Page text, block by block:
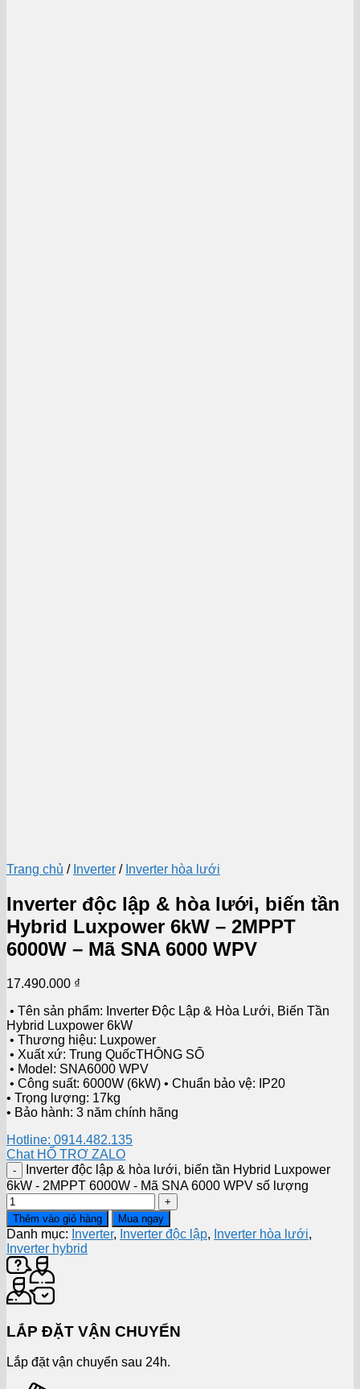
Trang chủ / Inverter / Inverter hòa lưới
Inverter độc lập & hòa lưới, biến tần
Hybrid Luxpower 6kW – 2MPPT
6000W – Mã SNA 6000 WPV
17.490.000 ₫
• Tên sản phẩm: Inverter Độc Lập & Hòa Lưới, Biến Tần
Hybrid Luxpower 6kW
• Thương hiệu: Luxpower
• Xuất xứ: Trung QuốcTHÔNG SỐ
• Model: SNA6000 WPV
• Công suất: 6000W (6kW) • Chuẩn bảo vệ: IP20
• Trọng lượng: 17kg
• Bảo hành: 3 năm chính hãng
Hotline: 0914.482.135
Chat HỔ TRỢ ZALO
Inverter độc lập & hòa lưới, biến tần Hybrid Luxpower
6kW - 2MPPT 6000W - Mã SNA 6000 WPV số lượng
Thêm vào giỏ hàng Mua ngay
Danh mục: Inverter, Inverter độc lập, Inverter hòa lưới,
Inverter hybrid
LẮP ĐẶT VẬN CHUYỂN
Lắp đặt vận chuyển sau 24h.